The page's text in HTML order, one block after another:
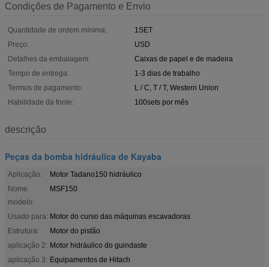
Condições de Pagamento e Envio
Quantidade de ordem mínima:
1SET
Preço:
USD
Detalhes da embalagem:
Caixas de papel e de madeira
Tempo de entrega:
1-3 dias de trabalho
Termos de pagamento:
L / C, T / T, Western Union
Habilidade da fonte:
100sets por mês
descrição
Peças da bomba hidráulica de Kayaba
Aplicação:
Motor Tadano150 hidráulico
Nome
modelo:
MSF150
Usado para: Motor do curso das máquinas escavadoras
Estrutura:
Motor do pistão
aplicação 2: Motor hidráulico do guindaste
aplicação 3: Equipamentos de Hitach